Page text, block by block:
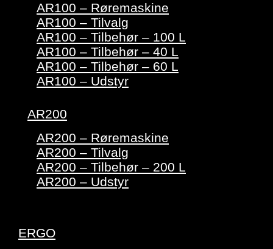
AR100 – Røremaskine
AR100 – Tilvalg
AR100 – Tilbehør – 100 L
AR100 – Tilbehør – 40 L
AR100 – Tilbehør – 60 L
AR100 – Udstyr
AR200
AR200 – Røremaskine
AR200 – Tilvalg
AR200 – Tilbehør – 200 L
AR200 – Udstyr
ERGO